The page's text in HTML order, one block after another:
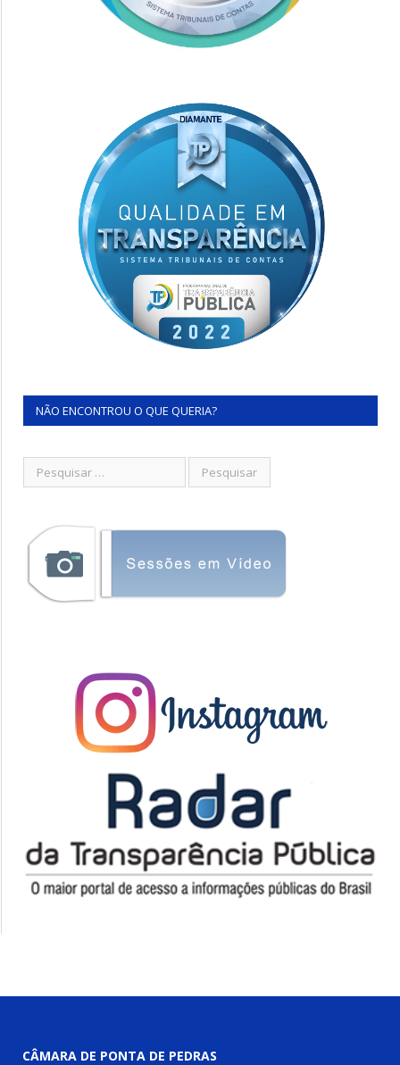
NÃO ENCONTROU O QUE QUERIA?
CÂMARA DE PONTA DE PEDRAS